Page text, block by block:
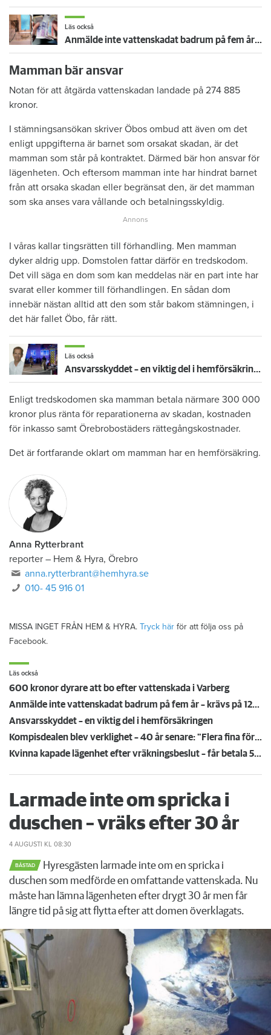
Läs också
Anmälde inte vattenskadat badrum på fem år – krävs på 125 000 kronor
Mamman bär ansvar
Notan för att åtgärda vattenskadan landade på 274 885
kronor.
I stämningsansökan skriver Öbos ombud att även om det
enligt uppgifterna är barnet som orsakat skadan, är det
mamman som står på kontraktet. Därmed bär hon ansvar för
lägenheten. Och eftersom mamman inte har hindrat barnet
från att orsaka skadan eller begränsat den, är det mamman
som ska anses vara vållande och betalningsskyldig.
I våras kallar tingsrätten till förhandling. Men mamman
dyker aldrig upp. Domstolen fattar därför en tredskodom.
Det vill säga en dom som kan meddelas när en part inte har
svarat eller kommer till förhandlingen. En sådan dom
innebär nästan alltid att den som står bakom stämningen, i
det här fallet Öbo, får rätt.
Läs också
Ansvarsskyddet – en viktig del i hemförsäkringen
Enligt tredskodomen ska mamman betala närmare 300 000
kronor plus ränta för reparationerna av skadan, kostnaden
för inkasso samt Örebrobostäders rättegångskostnader.
Det är fortfarande oklart om mamman har en hemförsäkring.
Anna Rytterbrant
reporter – Hem & Hyra, Örebro
anna.rytterbrant@hemhyra.se
010- 45 916 01
MISSA INGET FRÅN HEM & HYRA. Tryck här för att följa oss på
Facebook.
Läs också
600 kronor dyrare att bo efter vattenskada i Varberg
Anmälde inte vattenskadat badrum på fem år – krävs på 125 000 kronor
Ansvarsskyddet – en viktig del i hemförsäkringen
Kompisdealen blev verklighet – 40 år senare: "Flera fina fördelar med att dela bostad"
Kvinna kapade lägenhet efter vräkningsbeslut – får betala 50 000
Larmade inte om spricka i
duschen – vräks efter 30 år
4 AUGUSTI KL 08:30
BÅSTAD
Hyresgästen larmade inte om en spricka i
duschen som medförde en omfattande vattenskada. Nu
måste han lämna lägenheten efter drygt 30 år men får
längre tid på sig att flytta efter att domen överklagats.